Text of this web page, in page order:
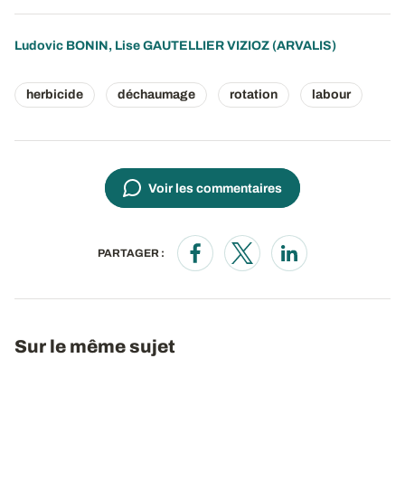
Ludovic BONIN, Lise GAUTELLIER VIZIOZ (ARVALIS)
herbicide déchaumage rotation labour
Voir les commentaires
PARTAGER :
Opens in a new window
Opens in a new window
Opens in a new
Sur le même sujet